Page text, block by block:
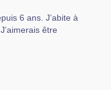
6 ans. J’abite à
être